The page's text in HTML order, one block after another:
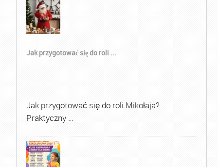
Jak przygotować się do roli ...
Jak przygotować się do roli Mikołaja?
Praktyczny …